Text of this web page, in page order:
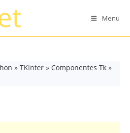
Menu
» TKinter » Componentes Tk »